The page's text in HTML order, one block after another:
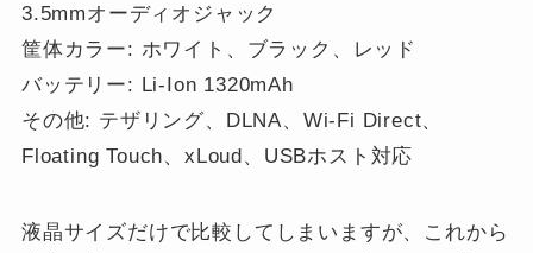
3.5mmオーディオジャック
筐体カラー: ホワイト、ブラック、レッド
バッテリー: Li-Ion 1320mAh
その他: テザリング、DLNA、Wi-Fi Direct、
Floating Touch、xLoud、USBホスト対応
液晶サイズだけで比較してしまいますが、これから